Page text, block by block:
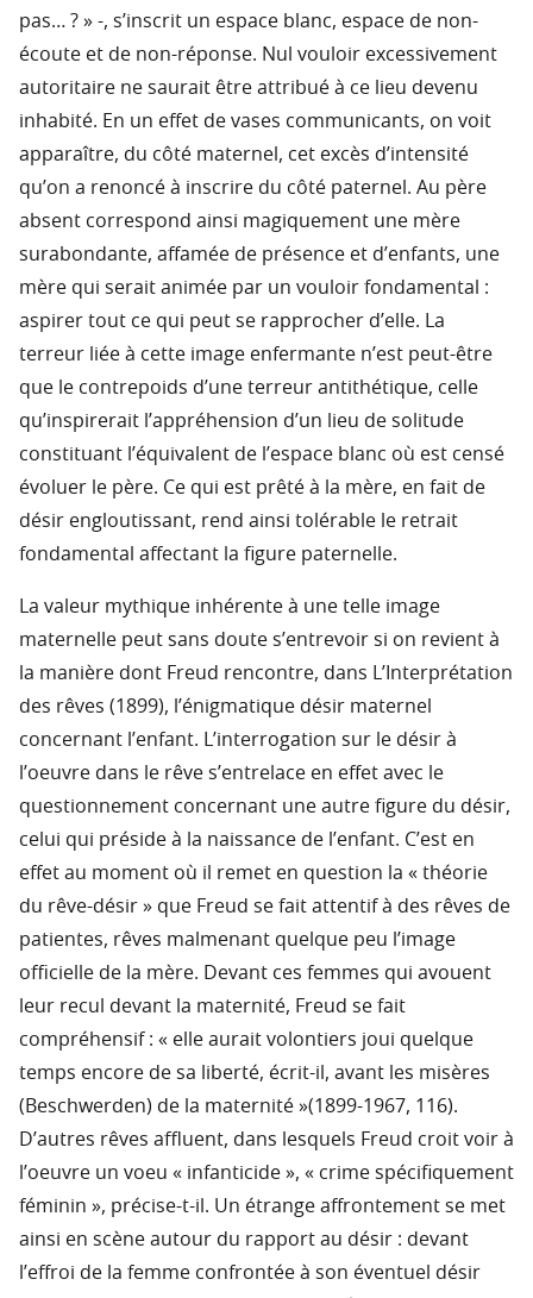
pas… ? » -, s’inscrit un espace blanc, espace de non-
écoute et de non-réponse. Nul vouloir excessivement
autoritaire ne saurait être attribué à ce lieu devenu
inhabité. En un effet de vases communicants, on voit
apparaître, du côté maternel, cet excès d’intensité
qu’on a renoncé à inscrire du côté paternel. Au père
absent correspond ainsi magiquement une mère
surabondante, affamée de présence et d’enfants, une
mère qui serait animée par un vouloir fondamental :
aspirer tout ce qui peut se rapprocher d’elle. La
terreur liée à cette image enfermante n’est peut-être
que le contrepoids d’une terreur antithétique, celle
qu’inspirerait l’appréhension d’un lieu de solitude
constituant l’équivalent de l’espace blanc où est censé
évoluer le père. Ce qui est prêté à la mère, en fait de
désir engloutissant, rend ainsi tolérable le retrait
fondamental affectant la figure paternelle.
La valeur mythique inhérente à une telle image
maternelle peut sans doute s’entrevoir si on revient à
la manière dont Freud rencontre, dans L’Interprétation
des rêves (1899), l’énigmatique désir maternel
concernant l’enfant. L’interrogation sur le désir à
l’oeuvre dans le rêve s’entrelace en effet avec le
questionnement concernant une autre figure du désir,
celui qui préside à la naissance de l’enfant. C’est en
effet au moment où il remet en question la « théorie
du rêve-désir » que Freud se fait attentif à des rêves de
patientes, rêves malmenant quelque peu l’image
officielle de la mère. Devant ces femmes qui avouent
leur recul devant la maternité, Freud se fait
compréhensif : « elle aurait volontiers joui quelque
temps encore de sa liberté, écrit-il, avant les misères
(Beschwerden) de la maternité »(1899-1967, 116).
D’autres rêves affluent, dans lesquels Freud croit voir à
l’oeuvre un voeu « infanticide », « crime spécifiquement
féminin », précise-t-il. Un étrange affrontement se met
ainsi en scène autour du rapport au désir : devant
l’effroi de la femme confrontée à son éventuel désir